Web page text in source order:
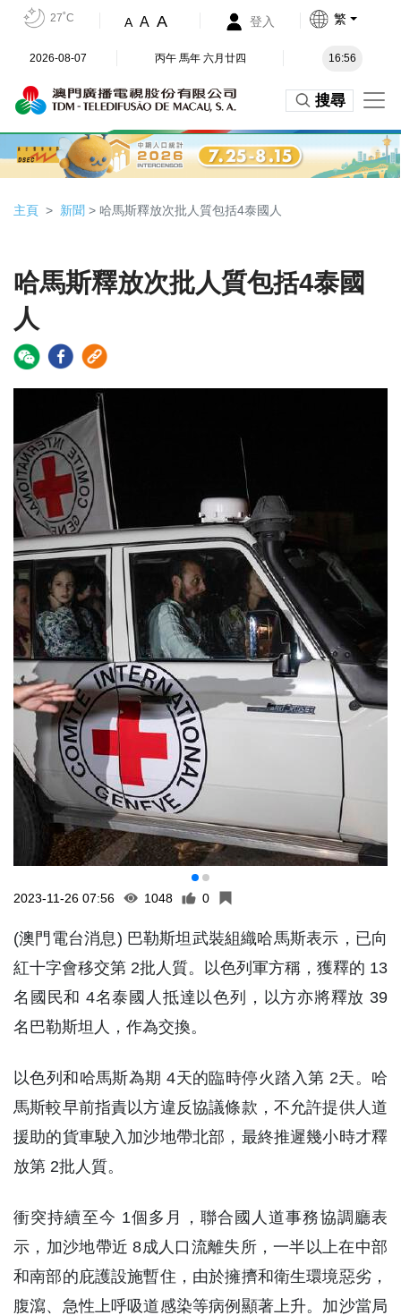
27˚C A A A 登入 繁
2026-08-07 丙午 馬年 六月廿四 16:56
搜尋
主頁 新聞 > 哈馬斯釋放次批人質包括4泰國人
哈馬斯釋放次批人質包括4泰國
人
2023-11-26 07:56 1048 0
(澳門電台消息) 巴勒斯坦武裝組織哈馬斯表示，已向
紅十字會移交第 2批人質。以色列軍方稱，獲釋的 13
名國民和 4名泰國人抵達以色列，以方亦將釋放 39
名巴勒斯坦人，作為交換。
以色列和哈馬斯為期 4天的臨時停火踏入第 2天。哈
馬斯較早前指責以方違反協議條款，不允許提供人道
援助的貨車駛入加沙地帶北部，最終推遲幾小時才釋
放第 2批人質。
衝突持續至今 1個多月，聯合國人道事務協調廳表
示，加沙地帶近 8成人口流離失所，一半以上在中部
和南部的庇護設施暫住，由於擁擠和衛生環境惡劣，
腹瀉、急性上呼吸道感染等病例顯著上升。加沙當局